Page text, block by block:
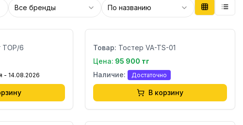
Все бренды По названию
TOP/6
- 14.08.2026
Бренд:
Товар: Тостер VA-TS-01
Цена: 95 900 тг
Наличие:
Достаточно
В корзину
Бренд: